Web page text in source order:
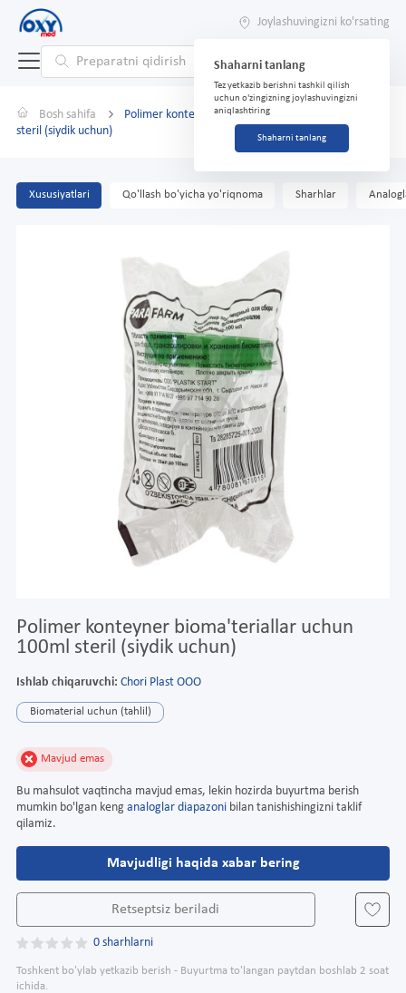
Joylashuvingizni ko'rsating
Shaharni tanlang
Tez yetkazib berishni tashkil qilish
uchun o'zingizning joylashuvingizni
aniqlashtiring
Shaharni tanlang
Bosh sahifa
Polimer konteyner bioma'teriallar uchun 100ml
steril (siydik uchun)
Xususiyatlari Qo'llash bo'yicha yo'riqnoma Sharhlar
Polimer konteyner bioma'teriallar uchun
100ml steril (siydik uchun)
Ishlab chiqaruvchi: Chori Plast OOO
Biomaterial uchun (tahlil)
Mavjud emas
Bu mahsulot vaqtincha mavjud emas, lekin hozirda buyurtma berish
mumkin bo'lgan keng analoglar diapazoni bilan tanishishingizni taklif
qilamiz.
Mavjudligi haqida xabar bering
Retseptsiz beriladi
0 sharhlarni
Toshkent bo'ylab yetkazib berish - Buyurtma to'langan paytdan boshlab 2 soat
ichida.